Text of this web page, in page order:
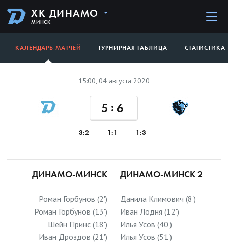
ХК ДИНАМО
МИНСК
КАЛЕНДАРЬ МАТЧЕЙ ТУРНИРНАЯ ТАБЛИЦА СТАТИСТИКА
15:00, 04 августа 2020
ДИНАМО-МИНСК
Роман Горбунов (2')
Роман Горбунов (13')
Шейн Принс (18')
Иван Дроздов (21')
5 :6
3:2 1:1 1:3
ДИНАМО-МИНСК 2
Данила Климович (8')
Иван Лодня (12')
Илья Усов (40')
Илья Усов (51')